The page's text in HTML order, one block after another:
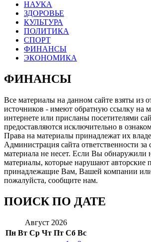
НАУКА
ЗДОРОВЬЕ
КУЛЬТУРА
ПОЛИТИКА
СПОРТ
ФИНАНСЫ
ЭКОНОМИКА
ФИНАНСЫ
Все материалы на данном сайте взяты из
источников - имеют обратную ссылку на
интернете или присланы посетителями
предоставляются исключительно в
Права на материалы принадлежат их
Администрация сайта ответственности за
материала не несет. Если Вы обнаружили
материалы, которые нарушают авторские
принадлежащие Вам, Вашей компании
пожалуйста, сообщите нам.
ПОИСК ПО ДАТЕ
Август 2026
Пн Вт Ср Чт Пт Сб Вс